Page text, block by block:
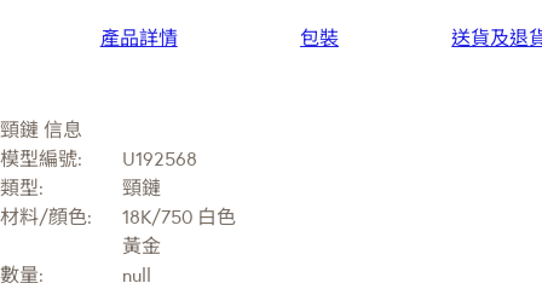
產品詳情 包裝 送貨及退
頸鏈 信息
模型編號:
U192568
類型:
頸鏈
材料/顔色:
18K/750 白色
黃金
數量:
null